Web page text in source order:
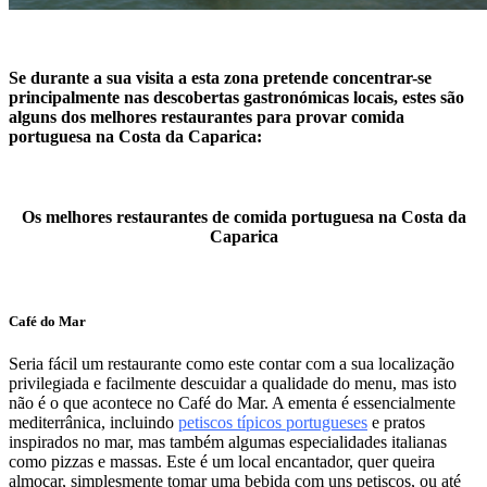
Se durante a sua visita a esta zona pretende concentrar-se
principalmente nas descobertas gastronómicas locais, estes são
alguns dos melhores restaurantes para provar comida
portuguesa na Costa da Caparica:
Os melhores restaurantes de comida portuguesa na Costa da
Caparica
Café do Mar
Seria fácil um restaurante como este contar com a sua localização
privilegiada e facilmente descuidar a qualidade do menu, mas isto
não é o que acontece no Café do Mar. A ementa é essencialmente
mediterrânica, incluindo petiscos típicos portugueses e pratos
inspirados no mar, mas também algumas especialidades italianas
como pizzas e massas. Este é um local encantador, quer queira
almoçar, simplesmente tomar uma bebida com uns petiscos, ou até